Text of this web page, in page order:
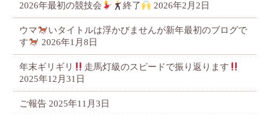
2026年最初の競技会 終了 2026年2月2日
ウマ
いタイトルは浮かびませんが新年最初のブログで
す
2026年1月8日
年末ギリギリ
走馬灯級のスピードで振り返ります
2025年12月31日
ご報告 2025年11月3日